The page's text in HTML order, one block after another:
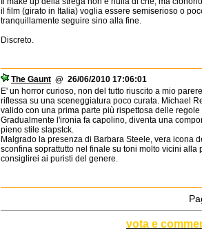
il film (girato in Italia) voglia essere semiserioso o
tranquillamente seguire sino alla fine.
Discreto.
The Gaunt @ 26/06/2010 17:06:01
E' un horror curioso, non del tutto riuscito a mio
riflessa su una sceneggiatura poco curata. Michael
valido con una prima parte più rispettosa delle
Gradualmente l'ironia fa capolino, diventa una
pieno stile slapstck.
Malgrado la presenza di Barbara Steele, vera icona
sconfina soprattutto nel finale su toni molto vicini
consiglirei ai puristi del genere.
vota e